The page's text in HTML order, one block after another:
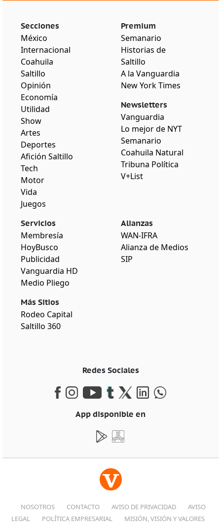
Secciones
México
Internacional
Coahuila
Saltillo
Opinión
Economía
Utilidad
Show
Artes
Deportes
Afición Saltillo
Tech
Motor
Vida
Juegos
Premium
Semanario
Historias de
Saltillo
A la Vanguardia
New York Times
Newsletters
Vanguardia
Lo mejor de NYT
Semanario
Coahuila Natural
Tribuna Política
V+List
Servicios
Membresía
HoyBusco
Publicidad
Vanguardia HD
Medio Pliego
Más Sitios
Rodeo Capital
Saltillo 360
Alianzas
WAN-IFRA
Alianza de Medios
SIP
Redes Sociales
App disponible en
NOSOTROS CONTACTO AVISO DE PRIVACIDAD
AVISO
LEGAL
POLÍTICA EMPRESARIAL MISIÓN, VISIÓN Y VALORES